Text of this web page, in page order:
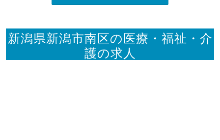
新潟県新潟市南区の医療・福祉・介
護の求人